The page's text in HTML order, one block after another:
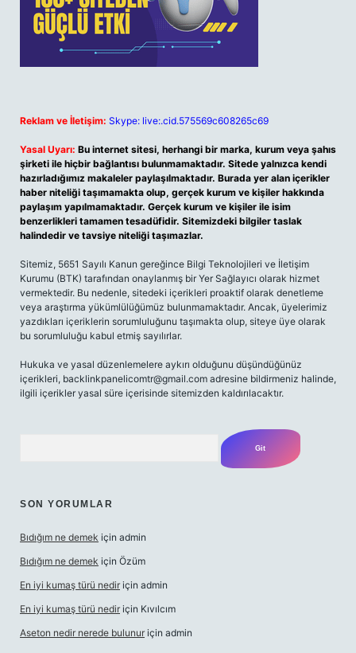
Reklam ve İletişim: Skype: live:.cid.575569c608265c69
Yasal Uyarı: Bu internet sitesi, herhangi bir marka, kurum veya şahıs
şirketi ile hiçbir bağlantısı bulunmamaktadır. Sitede yalnızca kendi
hazırladığımız makaleler paylaşılmaktadır. Burada yer alan içerikler
haber niteliği taşımamakta olup, gerçek kurum ve kişiler hakkında
paylaşım yapılmamaktadır. Gerçek kurum ve kişiler ile isim
benzerlikleri tamamen tesadüfidir. Sitemizdeki bilgiler taslak
halindedir ve tavsiye niteliği taşımazlar.
Sitemiz, 5651 Sayılı Kanun gereğince Bilgi Teknolojileri ve İletişim
Kurumu (BTK) tarafından onaylanmış bir Yer Sağlayıcı olarak hizmet
vermektedir. Bu nedenle, sitedeki içerikleri proaktif olarak denetleme
veya araştırma yükümlülüğümüz bulunmamaktadır. Ancak, üyelerimiz
yazdıkları içeriklerin sorumluluğunu taşımakta olup, siteye üye olarak
bu sorumluluğu kabul etmiş sayılırlar.
Hukuka ve yasal düzenlemelere aykırı olduğunu düşündüğünüz
içerikleri, backlinkpanelicomtr@gmail.com adresine bildirmeniz halinde,
ilgili içerikler yasal süre içerisinde sitemizden kaldırılacaktır.
SON YORUMLAR
Bıdığım ne demek için admin
Bıdığım ne demek için Özüm
En iyi kumaş türü nedir için admin
En iyi kumaş türü nedir için Kıvılcım
Aseton nedir nerede bulunur için admin